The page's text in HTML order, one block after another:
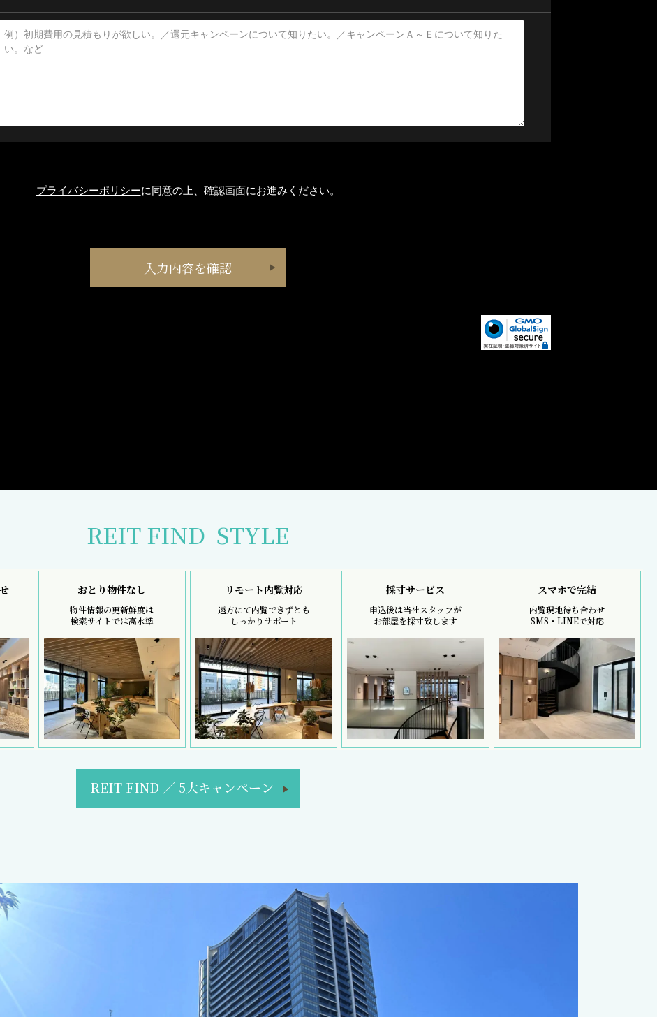
プライバシーポリシーに同意の上、確認画面にお進みください。
REIT FIND STYLE
おとり物件なし
物件情報の更新鮮度は
検索サイトでは高水準
リモート内覧対応
遠方にて内覧できずとも
しっかりサポート
採寸サービス
申込後は当社スタッフが
お部屋を採寸致します
スマホで完結
内覧現地待ち合わせ
SMS・LINEで対応
REIT FIND ／ 5大キャンペーン